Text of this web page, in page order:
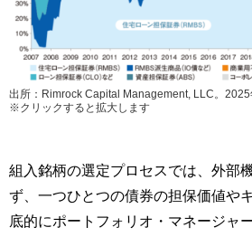
出所：Rimrock Capital Management, LLC。
※クリックすると拡大します
組入銘柄の選定プロセスでは、外部
ず、一つひとつの債券の担保価値や
底的にポートフォリオ・マネージャ